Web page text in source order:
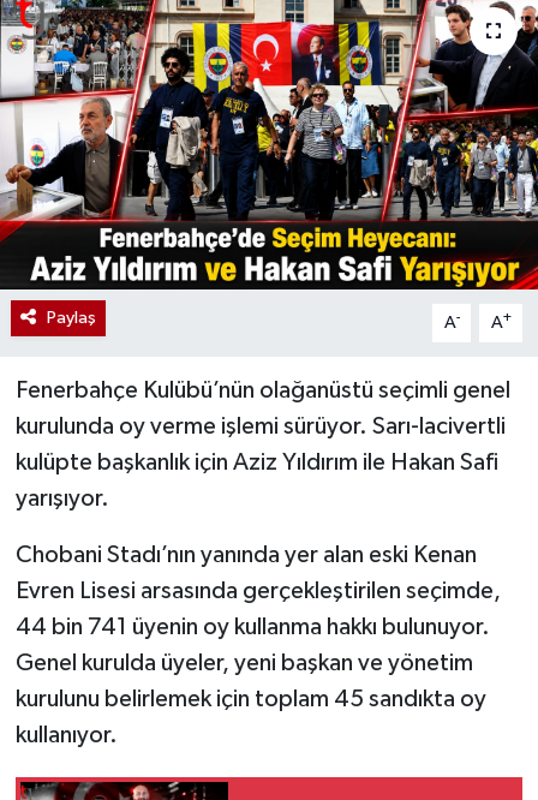
Paylaş A- A+
Fenerbahçe Kulübü’nün olağanüstü seçimli genel
kurulunda oy verme işlemi sürüyor. Sarı-lacivertli
kulüpte başkanlık için Aziz Yıldırım ile Hakan Safi
yarışıyor.
Chobani Stadı’nın yanında yer alan eski Kenan
Evren Lisesi arsasında gerçekleştirilen seçimde,
44 bin 741 üyenin oy kullanma hakkı bulunuyor.
Genel kurulda üyeler, yeni başkan ve yönetim
kurulunu belirlemek için toplam 45 sandıkta oy
kullanıyor.